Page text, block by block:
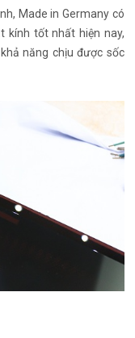
Made in Germany có
kính tốt nhất hiện nay,
năng chịu được sốc